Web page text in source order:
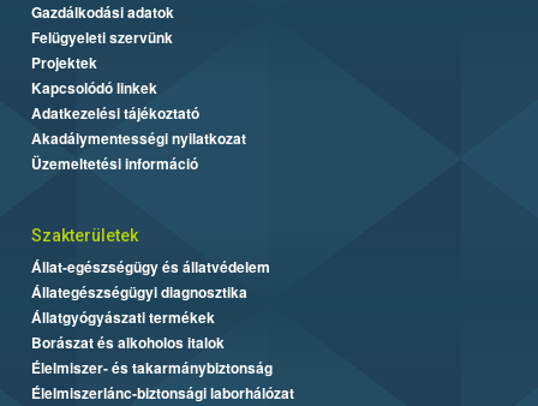
Gazdálkodási adatok
Felügyeleti szervünk
Projektek
Kapcsolódó linkek
Adatkezelési tájékoztató
Akadálymentességi nyilatkozat
Üzemeltetési információ
Szakterületek
Állat-egészségügy és állatvédelem
Állategészségügyi diagnosztika
Állatgyógyászati termékek
Borászat és alkoholos italok
Élelmiszer- és takarmánybiztonság
Élelmiszerlánc-biztonsági laborhálózat